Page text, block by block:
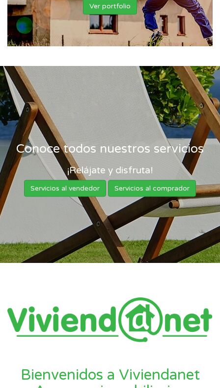
Ver portfolio
Conoce todos nuestros servicios
¡Relájate y disfruta!
Servicios al vendedor Servicios al comprador
Bienvenidos a Viviendanet